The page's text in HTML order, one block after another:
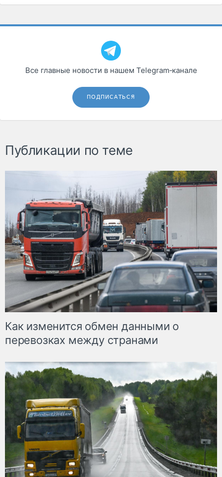
Все главные новости в нашем Telegram‑канале
ПОДПИСАТЬСЯ
Публикации по теме
Как изменится обмен данными о
перевозках между странами